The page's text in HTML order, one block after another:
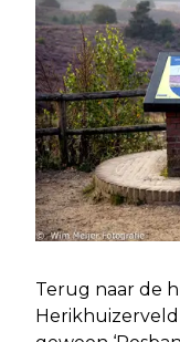
Terug naar de